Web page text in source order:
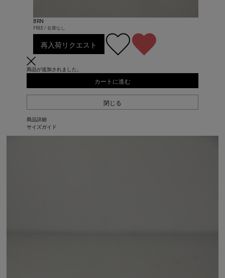
BRN
FREE / 在庫なし
再入荷リクエスト
商品が追加されました。
カートに進む
閉じる
商品詳細
サイズガイド